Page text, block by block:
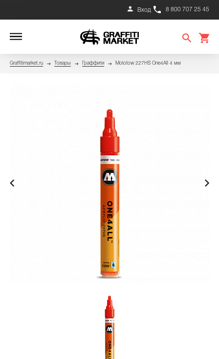
8 800 707 25 45
Вход
Graffitimarket.ru Товары Граффити Molotow 227HS One4All 4 мм